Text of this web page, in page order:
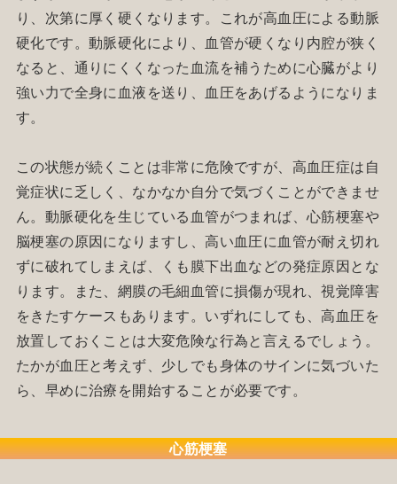
り、次第に厚く硬くなります。これが高血圧による動脈
硬化です。動脈硬化により、血管が硬くなり内腔が狭く
なると、通りにくくなった血流を補うために心臓がより
強い力で全身に血液を送り、血圧をあげるようになりま
す。
この状態が続くことは非常に危険ですが、高血圧症は自
覚症状に乏しく、なかなか自分で気づくことができませ
ん。動脈硬化を生じている血管がつまれば、心筋梗塞や
脳梗塞の原因になりますし、高い血圧に血管が耐え切れ
ずに破れてしまえば、くも膜下出血などの発症原因とな
ります。また、網膜の毛細血管に損傷が現れ、視覚障害
をきたすケースもあります。いずれにしても、高血圧を
放置しておくことは大変危険な行為と言えるでしょう。
たかが血圧と考えず、少しでも身体のサインに気づいた
ら、早めに治療を開始することが必要です。
心筋梗塞